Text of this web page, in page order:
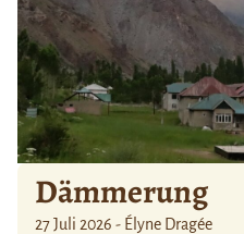
Dämmerung
27 Juli 2026 - Élyne Dragée